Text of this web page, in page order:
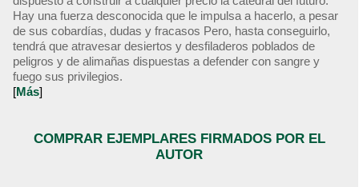
Hay una fuerza desconocida que le impulsa a hacerlo, a pesar
de sus cobardías, dudas y fracasos Pero, hasta conseguirlo,
tendrá que atravesar desiertos y desfiladeros poblados de
peligros y de alimañas dispuestas a defender con sangre y
fuego sus privilegios.
[Más]
COMPRAR EJEMPLARES FIRMADOS POR EL
AUTOR